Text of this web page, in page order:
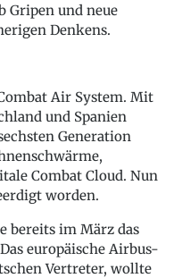
Gripen und neue
Denkens.
Air System. Mit
und Spanien
Generation
Combat Cloud. Nun
worden.
bereits im März das
europäische Airbus-
Vertreter, wollte